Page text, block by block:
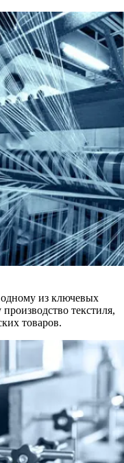
из ключевых
текстиля,
товаров.